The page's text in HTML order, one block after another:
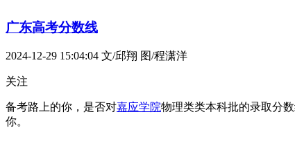
广东高考分数线
2024-12-29 15:04:04 文/邱翔 图/程潇洋
关注
备考路上的你，是否对嘉应学院物理类类本科批的录取分
你。